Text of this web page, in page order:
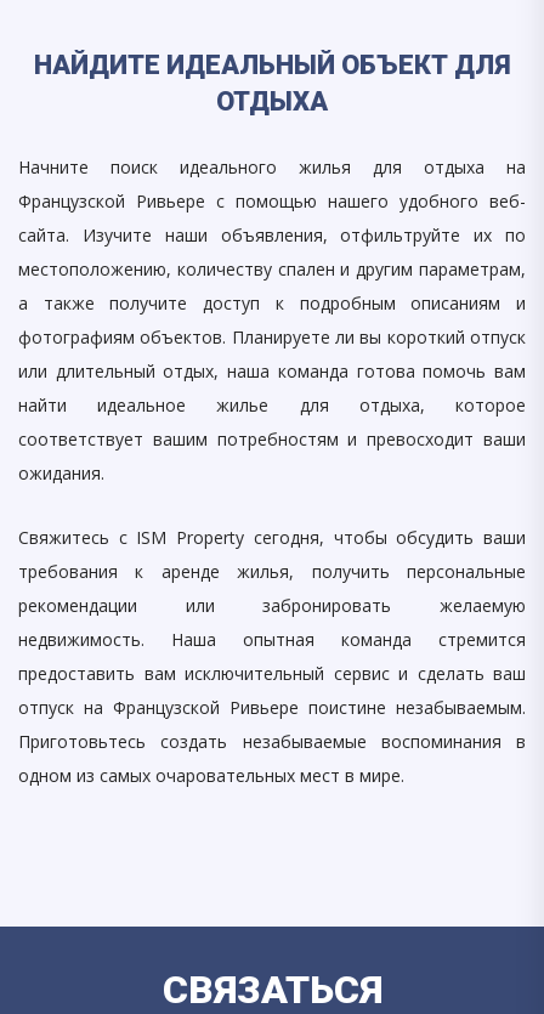
НАЙДИТЕ ИДЕАЛЬНЫЙ ОБЪЕКТ ДЛЯ
ОТДЫХА
Начните поиск идеального жилья для отдыха на
Французской Ривьере с помощью нашего удобного веб-
сайта. Изучите наши объявления, отфильтруйте их по
местоположению, количеству спален и другим параметрам,
а также получите доступ к подробным описаниям и
фотографиям объектов. Планируете ли вы короткий отпуск
или длительный отдых, наша команда готова помочь вам
найти идеальное жилье для отдыха, которое
соответствует вашим потребностям и превосходит ваши
ожидания.
Свяжитесь с ISM Property сегодня, чтобы обсудить ваши
требования к аренде жилья, получить персональные
рекомендации или забронировать желаемую
недвижимость. Наша опытная команда стремится
предоставить вам исключительный сервис и сделать ваш
отпуск на Французской Ривьере поистине незабываемым.
Приготовьтесь создать незабываемые воспоминания в
одном из самых очаровательных мест в мире.
СВЯЗАТЬСЯ